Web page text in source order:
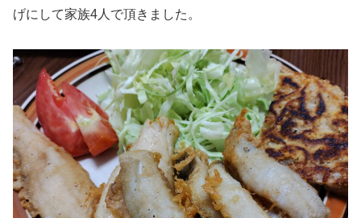
げにして家族4人で頂きました。